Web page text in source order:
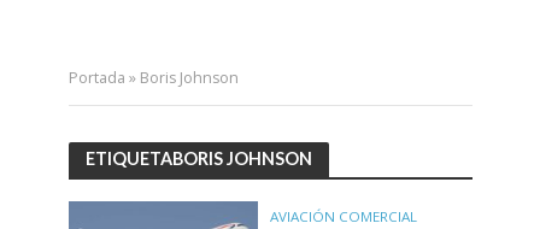
Portada » Boris Johnson
ETIQUETABORIS JOHNSON
AVIACIÓN COMERCIAL